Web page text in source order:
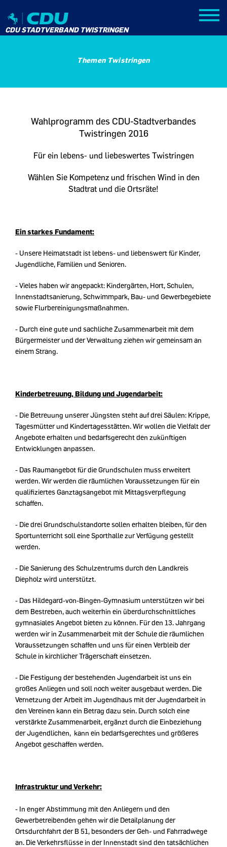
CDU STADTVERBAND TWISTRINGEN
Themen Twistringen
Wahlprogramm des CDU-Stadtverbandes
Twistringen 2016
Für ein lebens- und liebeswertes Twistringen
Wählen Sie Kompetenz und frischen Wind in den
Stadtrat und die Ortsräte!
Ein starkes Fundament:
- Unsere Heimatstadt ist lebens- und liebenswert für Kinder,
Jugendliche, Familien und Senioren.
- Vieles haben wir angepackt: Kindergärten, Hort, Schulen,
Innenstadtsanierung, Schwimmpark, Bau- und Gewerbegebiete
sowie Flurbereinigungsmaßnahmen.
- Durch eine gute und sachliche Zusammenarbeit mit dem
Bürgermeister und der Verwaltung ziehen wir gemeinsam an
einem Strang.
Kinderbetreuung, Bildung und Jugendarbeit:
- Die Betreuung unserer Jüngsten steht auf drei Säulen: Krippe,
Tagesmütter und Kindertagesstätten. Wir wollen die Vielfalt der
Angebote erhalten und bedarfsgerecht den zukünftigen
Entwicklungen anpassen.
- Das Raumangebot für die Grundschulen muss erweitert
werden. Wir werden die räumlichen Voraussetzungen für ein
qualifiziertes Ganztagsangebot mit Mittagsverpflegung
schaffen.
- Die drei Grundschulstandorte sollen erhalten bleiben, für den
Sportunterricht soll eine Sporthalle zur Verfügung gestellt
werden.
- Die Sanierung des Schulzentrums durch den Landkreis
Diepholz wird unterstützt.
- Das Hildegard-von-Bingen-Gymnasium unterstützen wir bei
dem Bestreben, auch weiterhin ein überdurchschnittliches
gymnasiales Angebot bieten zu können. Für den 13. Jahrgang
werden wir in Zusammenarbeit mit der Schule die räumlichen
Voraussetzungen schaffen und uns für einen Verbleib der
Schule in kirchlicher Trägerschaft einsetzen.
- Die Festigung der bestehenden Jugendarbeit ist uns ein
großes Anliegen und soll noch weiter ausgebaut werden. Die
Vernetzung der Arbeit im Jugendhaus mit der Jugendarbeit in
den Vereinen kann ein Betrag dazu sein. Durch solch eine
verstärkte Zusammenarbeit, ergänzt durch die Einbeziehung
der Jugendlichen, kann ein bedarfsgerechtes und größeres
Angebot geschaffen werden.
Infrastruktur und Verkehr:
- In enger Abstimmung mit den Anliegern und den
Gewerbetreibenden gehen wir die Detailplanung der
Ortsdurchfahrt der B 51, besonders der Geh- und Fahrradwege
an. Die Verkehrsflüsse in der Innenstadt sind den tatsächlichen